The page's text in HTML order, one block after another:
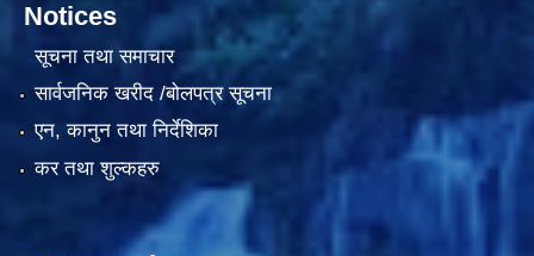
Notices
सूचना तथा समाचार
सार्वजनिक खरीद /बोलपत्र सूचना
एन, कानुन तथा निर्देशिका
कर तथा शुल्कहरु